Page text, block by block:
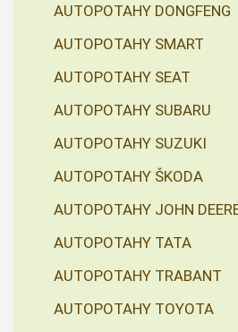
AUTOPOTAHY DONGFENG
AUTOPOTAHY SMART
AUTOPOTAHY SEAT
AUTOPOTAHY SUBARU
AUTOPOTAHY SUZUKI
AUTOPOTAHY ŠKODA
AUTOPOTAHY JOHN
AUTOPOTAHY TATA
AUTOPOTAHY TRABANT
AUTOPOTAHY TOYOTA